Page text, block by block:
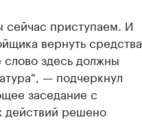
сейчас приступаем. И
вернуть средства,
здесь должны
— подчеркнул
заседание с
действий решено